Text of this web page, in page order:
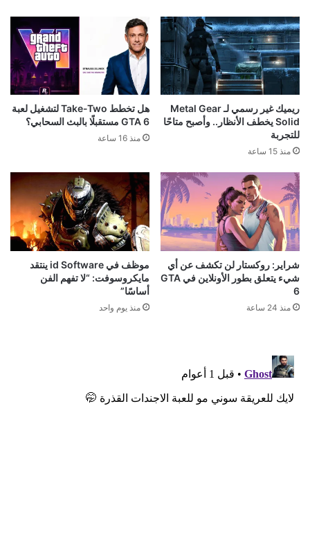
ريميك غير رسمي لـ Metal Gear
Solid يخطف الأنظار.. وأصبح متاحًا
للتجربة
منذ 15 ساعة
هل تخطط Take-Two لتشغيل لعبة
GTA 6 مستقبلًا بالبث السحابي؟
منذ 16 ساعة
شراير: روكستار لن تكشف عن أي
شيء يتعلق بطور الأونلاين في GTA
6
منذ 24 ساعة
موظف في id Software ينتقد
مايكروسوفت: “لا تفهم الفن
أساسًا”
منذ يوم واحد